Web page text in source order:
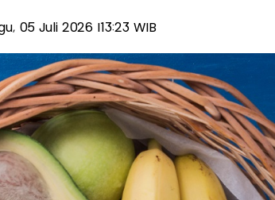
05 Juli 2026 |13:23 WIB